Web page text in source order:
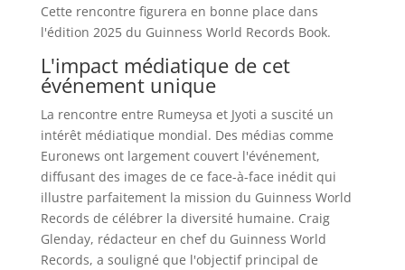
Cette rencontre figurera en bonne place dans
l'édition 2025 du Guinness World Records Book.
L'impact médiatique de cet
événement unique
La rencontre entre Rumeysa et Jyoti a suscité un
intérêt médiatique mondial. Des médias comme
Euronews ont largement couvert l'événement,
diffusant des images de ce face-à-face inédit qui
illustre parfaitement la mission du Guinness World
Records de célébrer la diversité humaine. Craig
Glenday, rédacteur en chef du Guinness World
Records, a souligné que l'objectif principal de